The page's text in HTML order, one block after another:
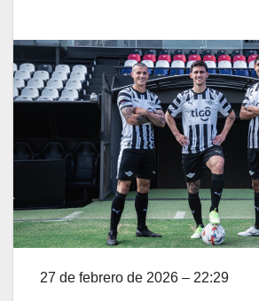
27 de febrero de 2026 – 22:29